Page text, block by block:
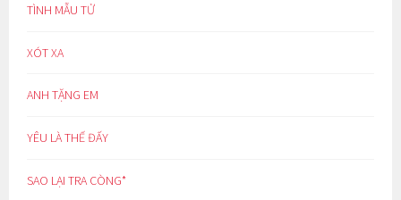
TÌNH MẪU TỬ
XÓT XA
ANH TẶNG EM
YÊU LÀ THẾ ĐẤY
SAO LẠI TRA CÒNG*